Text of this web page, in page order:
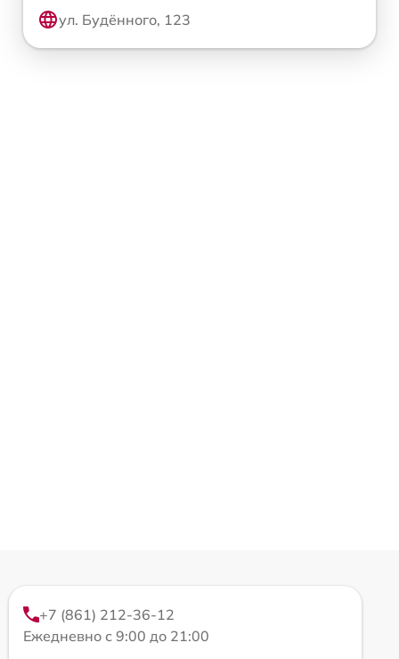
ул. Будённого, 123
+7 (861) 212-36-12
Ежедневно с 9:00 до 21:00